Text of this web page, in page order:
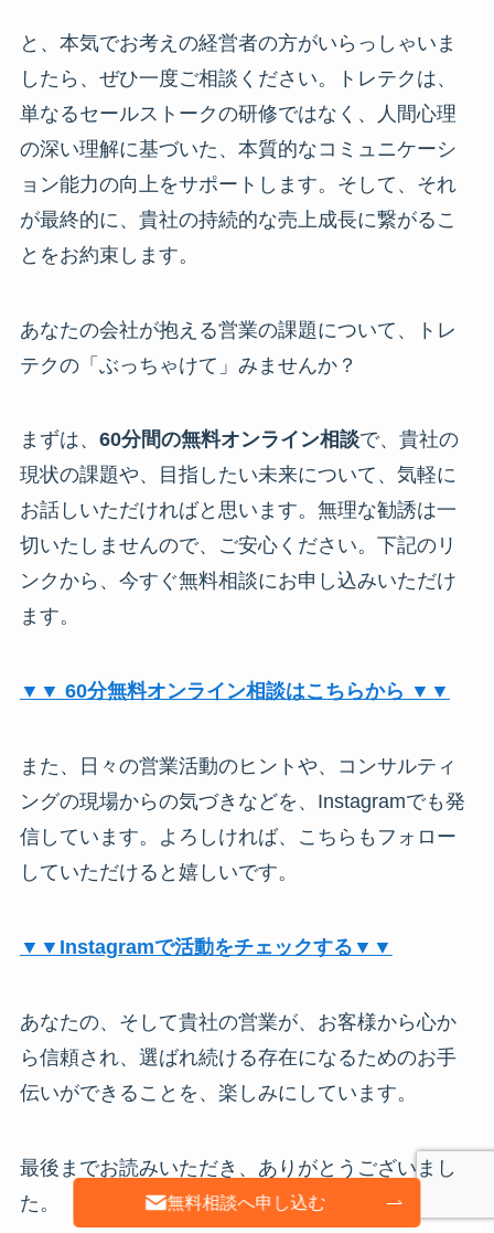
と、本気でお考えの経営者の方がいらっしゃいま
したら、ぜひ一度ご相談ください。トレテクは、
単なるセールストークの研修ではなく、人間心理
の深い理解に基づいた、本質的なコミュニケーシ
ョン能力の向上をサポートします。そして、それ
が最終的に、貴社の持続的な売上成長に繋がるこ
とをお約束します。
あなたの会社が抱える営業の課題について、トレ
テクの「ぶっちゃけて」みませんか？
まずは、 60分間の無料オンライン相談で、貴社の
現状の課題や、目指したい未来について、気軽に
お話しいただければと思います。無理な勧誘は一
切いたしませんので、ご安心ください。下記のリ
ンクから、今すぐ無料相談にお申し込みいただけ
ます。
▼▼ 60分無料オンライン相談はこちらから ▼▼
また、日々の営業活動のヒントや、コンサルティ
ングの現場からの気づきなどを、Instagramでも発
信しています。よろしければ、こちらもフォロー
していただけると嬉しいです。
▼▼Instagramで活動をチェックする▼▼
あなたの、そして貴社の営業が、お客様から心か
ら信頼され、選ばれ続ける存在になるためのお手
伝いができることを、楽しみにしています。
最後までお読みいただき、ありがとうございまし
た。
無料相談へ申し込む